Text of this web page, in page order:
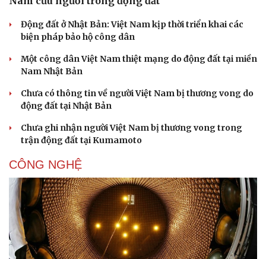
Động đất ở Nhật Bản: Việt Nam kịp thời triển khai các
biện pháp bảo hộ công dân
Một công dân Việt Nam thiệt mạng do động đất tại miền
Nam Nhật Bản
Chưa có thông tin về người Việt Nam bị thương vong do
động đất tại Nhật Bản
Chưa ghi nhận người Việt Nam bị thương vong trong
trận động đất tại Kumamoto
CÔNG NGHỆ